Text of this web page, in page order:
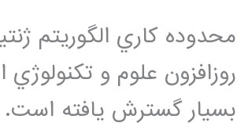
محدوده کاري الگوريتم
روزافزون علوم و
بسيار گسترش يافته است.